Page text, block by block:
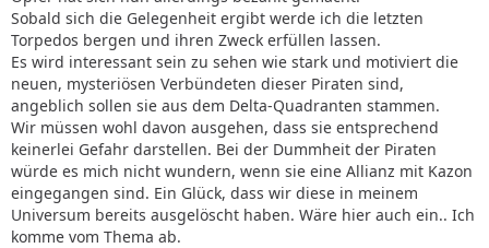
Sobald sich die Gelegenheit ergibt werde ich die letzten
Torpedos bergen und ihren Zweck erfüllen lassen.
Es wird interessant sein zu sehen wie stark und motiviert die
neuen, mysteriösen Verbündeten dieser Piraten sind,
angeblich sollen sie aus dem Delta-Quadranten stammen.
Wir müssen wohl davon ausgehen, dass sie entsprechend
keinerlei Gefahr darstellen. Bei der Dummheit der Piraten
würde es mich nicht wundern, wenn sie eine Allianz mit Kazon
eingegangen sind. Ein Glück, dass wir diese in meinem
Universum bereits ausgelöscht haben. Wäre hier auch ein.. Ich
komme vom Thema ab.